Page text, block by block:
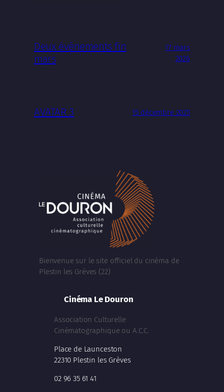
Deux événements fin
mars
17 mars
2026
AVATAR 3 15 décembre 2025
Bienvenue sur le site officiel du cinéma de
Plestin les Grèves (22)
Cinéma Le Douron
Association Culturelle
Cinématographique ou A.C.C.
Place de Launceston
22310 Plestin les Grèves
02 96 35 61 41